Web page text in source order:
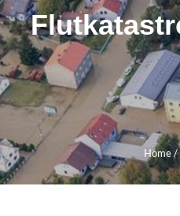
Home /